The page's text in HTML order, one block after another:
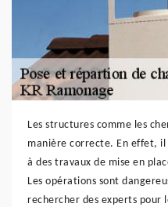
Les structures comme les
manière correcte. En effet,
à des travaux de mise en
Les opérations sont
rechercher des experts pour